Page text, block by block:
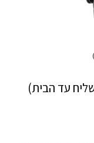
עד הבית)